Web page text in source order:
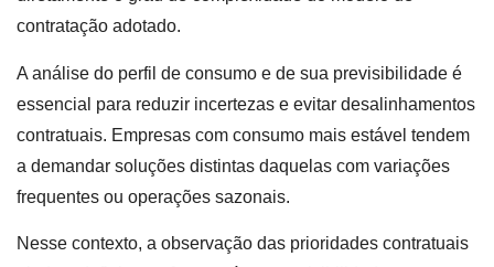
contratação adotado.
A análise do perfil de consumo e de sua previsibilidade é
essencial para reduzir incertezas e evitar desalinhamentos
contratuais. Empresas com consumo mais estável tendem
a demandar soluções distintas daquelas com variações
frequentes ou operações sazonais.
Nesse contexto, a observação das prioridades contratuais